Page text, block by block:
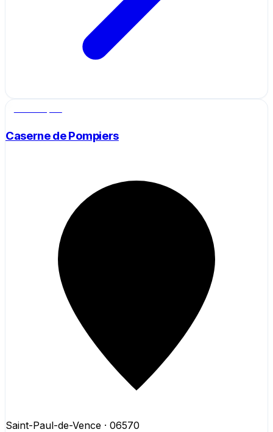
Caserne de Pompiers
Saint-Paul-de-Vence · 06570